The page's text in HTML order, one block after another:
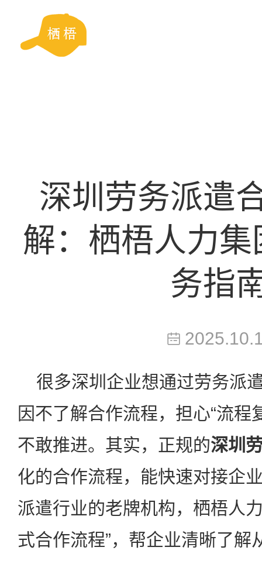
深圳劳务派遣
解：栖梧人力
务指
很多深圳企业想通过劳务派
因不了解合作流程，担心“流程
不敢推进。其实，正规的深圳
化的合作流程，能快速对接企
派遣行业的老牌机构，栖梧人
式合作流程”，帮企业清晰了解